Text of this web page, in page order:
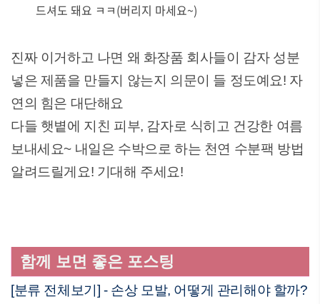
드셔도 돼요 ㅋㅋ(버리지 마세요~)
진짜 이거하고 나면 왜 화장품 회사들이 감자 성분
넣은 제품을 만들지 않는지 의문이 들 정도예요! 자
연의 힘은 대단해요
다들 햇볕에 지친 피부, 감자로 식히고 건강한 여름
보내세요~ 내일은 수박으로 하는 천연 수분팩 방법
알려드릴게요! 기대해 주세요!
함께 보면 좋은 포스팅
[분류 전체보기] - 손상 모발, 어떻게 관리해야 할까?